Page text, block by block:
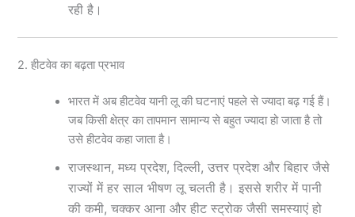
रही है।
2. हीटवेव का बढ़ता प्रभाव
भारत में अब हीटवेव यानी लू की घटनाएं पहले से ज्यादा बढ़ गई हैं।
जब किसी क्षेत्र का तापमान सामान्य से बहुत ज्यादा हो जाता है तो
उसे हीटवेव कहा जाता है।
राजस्थान, मध्य प्रदेश, दिल्ली, उत्तर प्रदेश और बिहार जैसे
राज्यों में हर साल भीषण लू चलती है। इससे शरीर में पानी
की कमी, चक्कर आना और हीट स्ट्रोक जैसी समस्याएं हो